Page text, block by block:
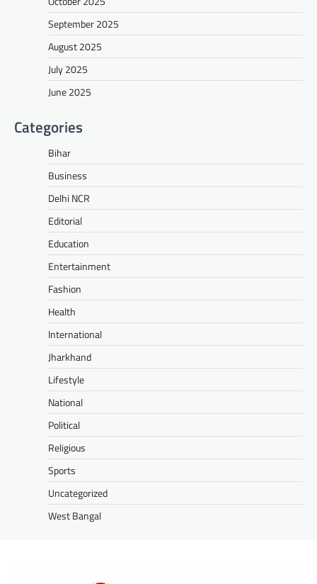
September 2025
August 2025
July 2025
June 2025
Categories
Bihar
Business
Delhi NCR
Editorial
Education
Entertainment
Fashion
Health
International
Jharkhand
Lifestyle
National
Political
Religious
Sports
Uncategorized
West Bangal